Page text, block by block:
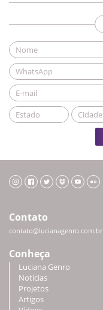
Contato
contato@lucianagenro.com.br
Conheça
Luciana Genro
Notícias
Projetos
Artigos